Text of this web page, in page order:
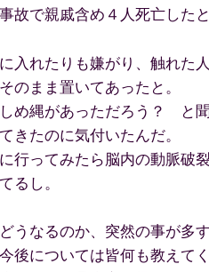
故で親戚含め４人死亡したと
入れたりも嫌がり、触れた
のまま置いてあったと。
め縄があっただろう？ と
きたのに気付いたんだ。
行ってみたら脳内の動脈破
るし。
うなるのか、突然の事が多
後については皆何も教えてく